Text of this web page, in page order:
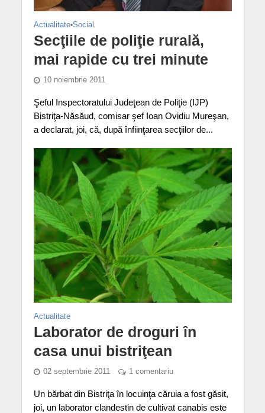
Actualitate•Social
Secţiile de poliţie rurală,
mai rapide cu trei minute
10 noiembrie 2011
Şeful Inspectoratului Judeţean de Poliţie (IJP)
Bistriţa-Năsăud, comisar şef Ioan Ovidiu Mureşan,
a declarat, joi, că, după înfiinţarea secţiilor de...
Actualitate
Laborator de droguri în
casa unui bistriţean
02 septembrie 2011 1 comentariu
Un bărbat din Bistriţa în locuinţa căruia a fost găsit,
joi, un laborator clandestin de cultivat canabis este